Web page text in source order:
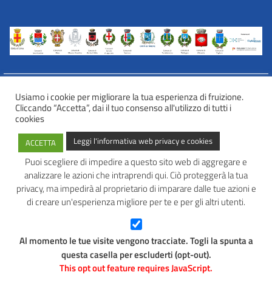
INFORMATIVA WEB PRIVACY E COOKIES
Privacy e cookies
Informazioni sulla privacy
Comunicazioni e modalità trasparenti per l’esercizio dei diritti
dell’interessato
AVATAR – Alleanza Territoriale per Azioni in Rete
Tel: 0445 691 472
Facebook
Instagram
Usiamo i cookie per migliorare la tua esperienza di fruizione.
Cliccando “Accetta”, dai il tuo consenso all'utilizzo di tutti i
cookies
ACCETTA Leggi l'informativa web privacy e cookies
Puoi scegliere di impedire a questo sito web di aggregare e
analizzare le azioni che intraprendi qui. Ciò proteggerà la tua
privacy, ma impedirà al proprietario di imparare dalle tue azioni e
di creare un'esperienza migliore per te e per gli altri utenti.
Al momento le tue visite vengono tracciate. Togli la spunta a
questa casella per escluderti (opt-out).
This opt out feature requires JavaScript.